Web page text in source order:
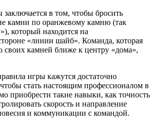
в том, чтобы бросить
камни по оранжевому камню (так
который находится на
«линии шайб». Команда, которая
своих камней ближе к центру «дома»,
игры кажутся достаточно
стать настоящим профессионалом в
приобрести такие навыки, как точность
скорость и направление
и коммуникации с командой.